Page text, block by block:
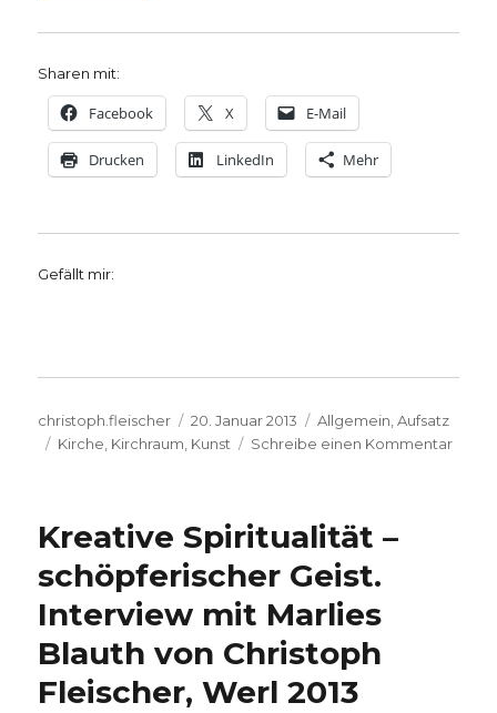
Sharen mit:
Facebook X E-Mail
Drucken LinkedIn Mehr
Gefällt mir:
Autor
christoph.fleischer
Veröffentlicht
am
20. Januar 2013 Kategorien
Allgemein ,Aufsatz
Schlagwörter
Kirche Kirchraum Kunst Schreibe einen Kommentarzu
Kreative Spiritualität –
schöpferischer Geist.
Interview mit Marlies
Blauth von Christoph
Fleischer, Werl 2013